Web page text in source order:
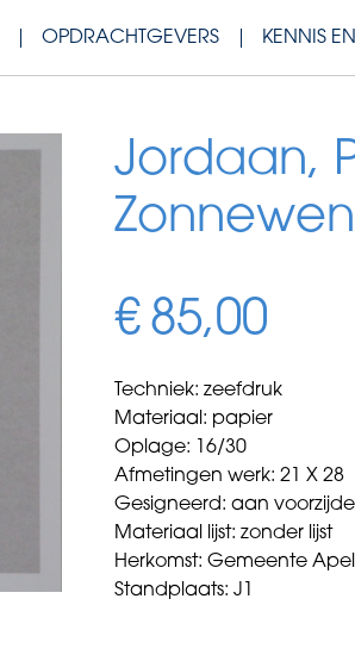
OPDRACHTGEVERS KENNIS
Jordaan,
€ 85,00
Techniek: zeefdruk
Materiaal: papier
Oplage: 16/30
Afmetingen werk: 21 X 28
Gesigneerd: aan voorzijde
Materiaal lijst: zonder lijst
Herkomst: Gemeente
Standplaats: J1